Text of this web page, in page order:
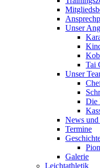
Unser
Tai
Unser
Die
News
Termine
Galerie
Leichtathletik